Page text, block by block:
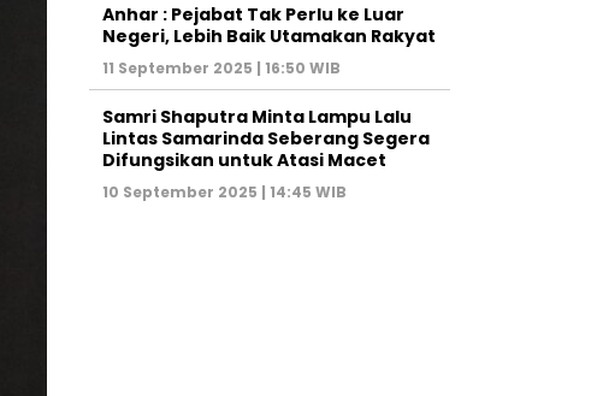
Anhar : Pejabat Tak Perlu ke Luar
Negeri, Lebih Baik Utamakan Rakyat
11 September 2025 | 16:50 WIB
Samri Shaputra Minta Lampu Lalu
Lintas Samarinda Seberang Segera
Difungsikan untuk Atasi Macet
10 September 2025 | 14:45 WIB